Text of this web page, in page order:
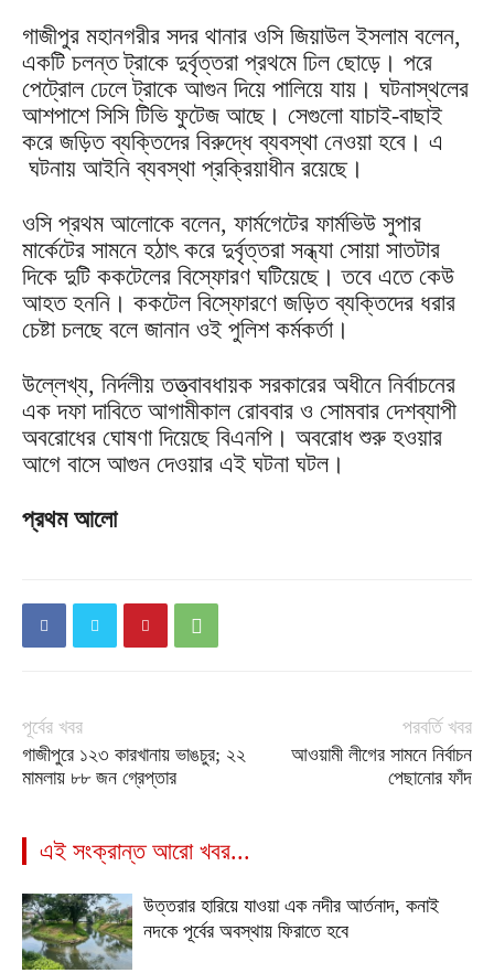
গাজীপুর মহানগরীর সদর থানার ওসি জিয়াউল ইসলাম বলেন,
একটি চলন্ত ট্রাকে দুর্বৃত্তরা প্রথমে ঢিল ছোড়ে। পরে
পেট্রোল ঢেলে ট্রাকে আগুন দিয়ে পালিয়ে যায়। ঘটনাস্থলের
আশপাশে সিসি টিভি ফুটেজ আছে। সেগুলো যাচাই-বাছাই
করে জড়িত ব্যক্তিদের বিরুদ্ধে ব্যবস্থা নেওয়া হবে। এ
ঘটনায় আইনি ব্যবস্থা প্রক্রিয়াধীন রয়েছে।
ওসি প্রথম আলোকে বলেন, ফার্মগেটের ফার্মভিউ সুপার
মার্কেটের সামনে হঠাৎ করে দুর্বৃত্তরা সন্ধ্যা সোয়া সাতটার
দিকে দুটি ককটেলের বিস্ফোরণ ঘটিয়েছে। তবে এতে কেউ
আহত হননি। ককটেল বিস্ফোরণে জড়িত ব্যক্তিদের ধরার
চেষ্টা চলছে বলে জানান ওই পুলিশ কর্মকর্তা।
উল্লেখ্য, নির্দলীয় তত্ত্বাবধায়ক সরকারের অধীনে নির্বাচনের
এক দফা দাবিতে আগামীকাল রোববার ও সোমবার দেশব্যাপী
অবরোধের ঘোষণা দিয়েছে বিএনপি। অবরোধ শুরু হওয়ার
আগে বাসে আগুন দেওয়ার এই ঘটনা ঘটল।
প্রথম আলো
পূর্বের খবর
গাজীপুরে ১২৩ কারখানায় ভাঙচুর; ২২
মামলায় ৮৮ জন গ্রেপ্তার
পরবর্তি খবর
আওয়ামী লীগের সামনে নির্বাচন
পেছানোর ফাঁদ
এই সংক্রান্ত আরো খবর...
উত্তরার হারিয়ে যাওয়া এক নদীর আর্তনাদ, কনাই
নদকে পূর্বের অবস্থায় ফিরাতে হবে